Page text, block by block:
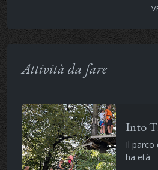
Attività da fare
Into
Il parco
ha età